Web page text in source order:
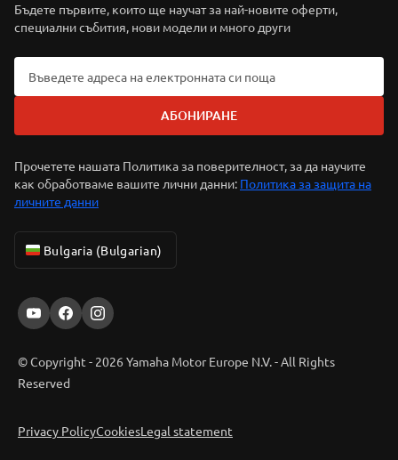
Бъдете първите, които ще научат за най-новите оферти,
специални събития, нови модели и много други
АБОНИРАНЕ
Прочетете нашата Политика за поверителност, за да научите
как обработваме вашите лични данни: Политика за защита на
личните данни
Bulgaria (Bulgarian)
© Copyright - 2026 Yamaha Motor Europe N.V. - All Rights
Reserved
Privacy PolicyCookiesLegal statement